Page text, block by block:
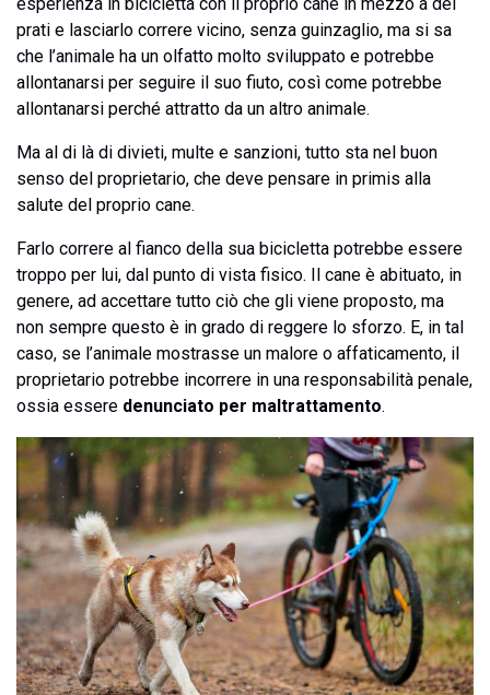
prati e lasciarlo correre vicino, senza guinzaglio, ma si sa
che l’animale ha un olfatto molto sviluppato e potrebbe
allontanarsi per seguire il suo fiuto, così come potrebbe
allontanarsi perché attratto da un altro animale.
Ma al di là di divieti, multe e sanzioni, tutto sta nel buon
senso del proprietario, che deve pensare in primis alla
salute del proprio cane.
Farlo correre al fianco della sua bicicletta potrebbe essere
troppo per lui, dal punto di vista fisico. Il cane è abituato, in
genere, ad accettare tutto ciò che gli viene proposto, ma
non sempre questo è in grado di reggere lo sforzo. E, in tal
caso, se l’animale mostrasse un malore o affaticamento, il
proprietario potrebbe incorrere in una responsabilità penale,
ossia essere denunciato per maltrattamento.